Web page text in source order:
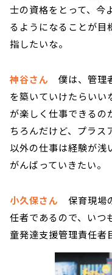
士の資格をとって、今
るようになることが目
指したいな。
神谷さん 僕は、管理
を築いていけたらいい
が楽しく仕事できるの
ちろんだけど、プラス
以外の仕事は経験が浅
がんばっていきたい。
小久保さん 保育現場
任者であるので、いつ
童発達支援管理責任者